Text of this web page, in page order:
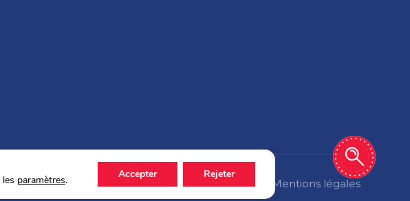
Politique de confidentialité Mentions légales
paramètres. Accepter Rejeter